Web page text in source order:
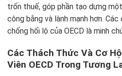
trốn thuế, góp phần tạo dựng
công bằng và lành mạnh hơn.
chống hối lộ của OECD là minh
Các Thách Thức Và Cơ
Viên OECD Trong Tương